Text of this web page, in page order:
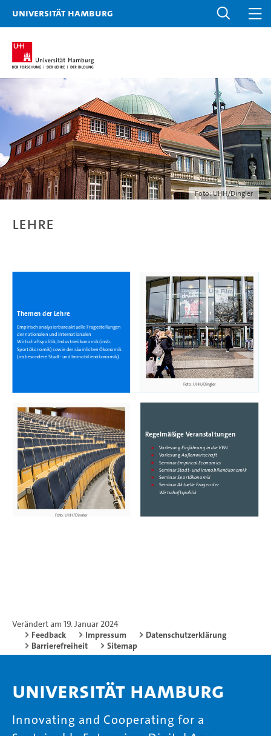
Universität Hamburg
Foto: UHH/Dingler
Lehre
Themen der Lehre
Empirisch analysierbare aktuelle Fragestellungen
der nationalen und internationalen
Wirtschaftspolitik, Industrieökonomik (insb.
Sportökonomik) sowie der räumlichen Ökonomik
(insbesondere Stadt- und Immobilienökonomik).
Foto: UHH/Dingler
Foto: UHH/Dingler
Regelmäßige Veranstaltungen
VorlesungEinführung in die VWL
VorlesungAußenwirtschaft
SeminarEmpirical Economics
SeminarStadt- und Immobilienökonomik
SeminarSportökonomik
SeminarAktuelle Fragen der
Wirtschaftspolitik
Verändert am 19. Januar 2024
Feedback
Impressum
Datenschutzerklärung
Barrierefreiheit
Sitemap
Universität Hamburg
Innovating and Cooperating for a